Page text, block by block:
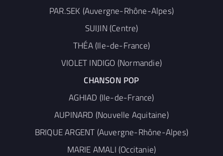
PAR.SEK (Auvergne-Rhône-Alpes)
SUIJIN (Centre)
THÉA (Ile-de-France)
VIOLET INDIGO (Normandie)
CHANSON POP
AGHIAD (Ile-de-France)
AUPINARD (Nouvelle Aquitaine)
BRIQUE ARGENT (Auvergne-Rhône-Alpes)
MARIE AMALI (Occitanie)